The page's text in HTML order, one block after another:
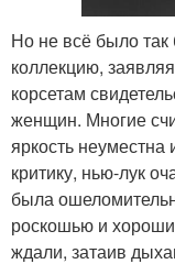
Но не всё было так
коллекцию,
корсетам
женщин. Многие
яркость
критику, нью-лук
была
роскошью и
ждали, затаив